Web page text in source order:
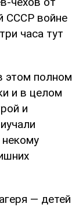
СССР войне
часа тут
этом полном
и в целом
и
— детей